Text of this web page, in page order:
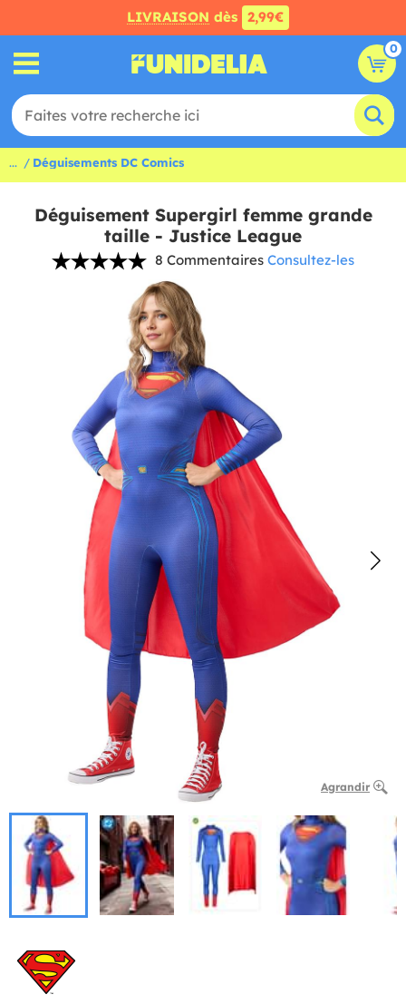
LIVRAISON dès 2,99€
0
... Déguisements DC Comics
Déguisement Supergirl femme grande
taille - Justice League
8 Commentaires Consultez-les
Agrandir